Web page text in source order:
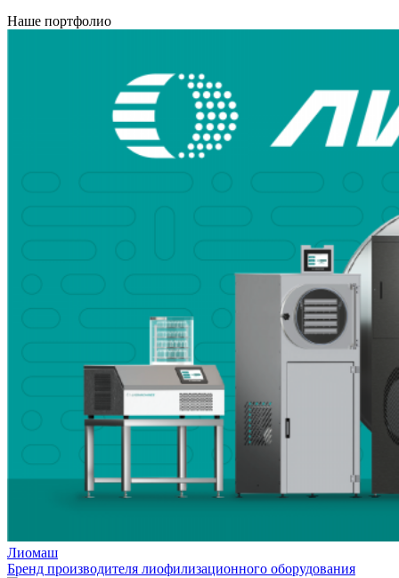
Наше портфолио
Лиомаш
Бренд производителя лиофилизационного оборудования